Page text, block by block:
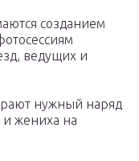
созданием
ведущих и
нужный наряд
и жениха на